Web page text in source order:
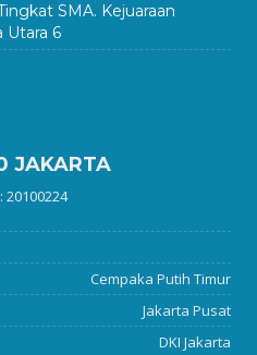
SMA. Kejuaraan
Utara 6
JAKARTA
20100224
Cempaka Putih Timur
Jakarta Pusat
DKI Jakarta